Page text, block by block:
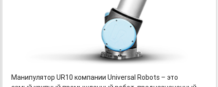
Манипулятор UR10 компании Universal Robots – это